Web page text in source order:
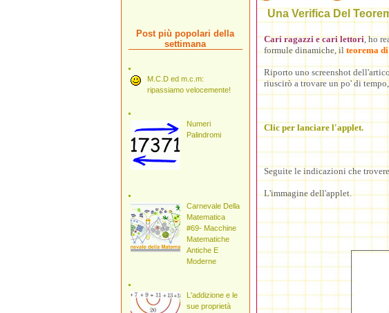
Una Verifica Del
Cari ragazzi e cari lettori, ho
formule dinamiche, ilteorema
Riporto uno screenshot
riuscirò a trovare un po' di
Clic per lanciare l'applet.
Seguite le indicazioni che
L'immagine dell'applet.
Post più popolari della
settimana
M.C.D ed m.c.m:
ripassiamo velocemente!
Numeri
Palindromi
Carnevale Della
Matematica
#69- Macchine
Matematiche
Antiche E
Moderne
L'addizione e le
sue proprietà